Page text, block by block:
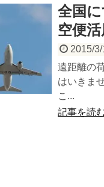
全国
空便活
2015/3/
遠距離の
はいきま
こ...
記事を読